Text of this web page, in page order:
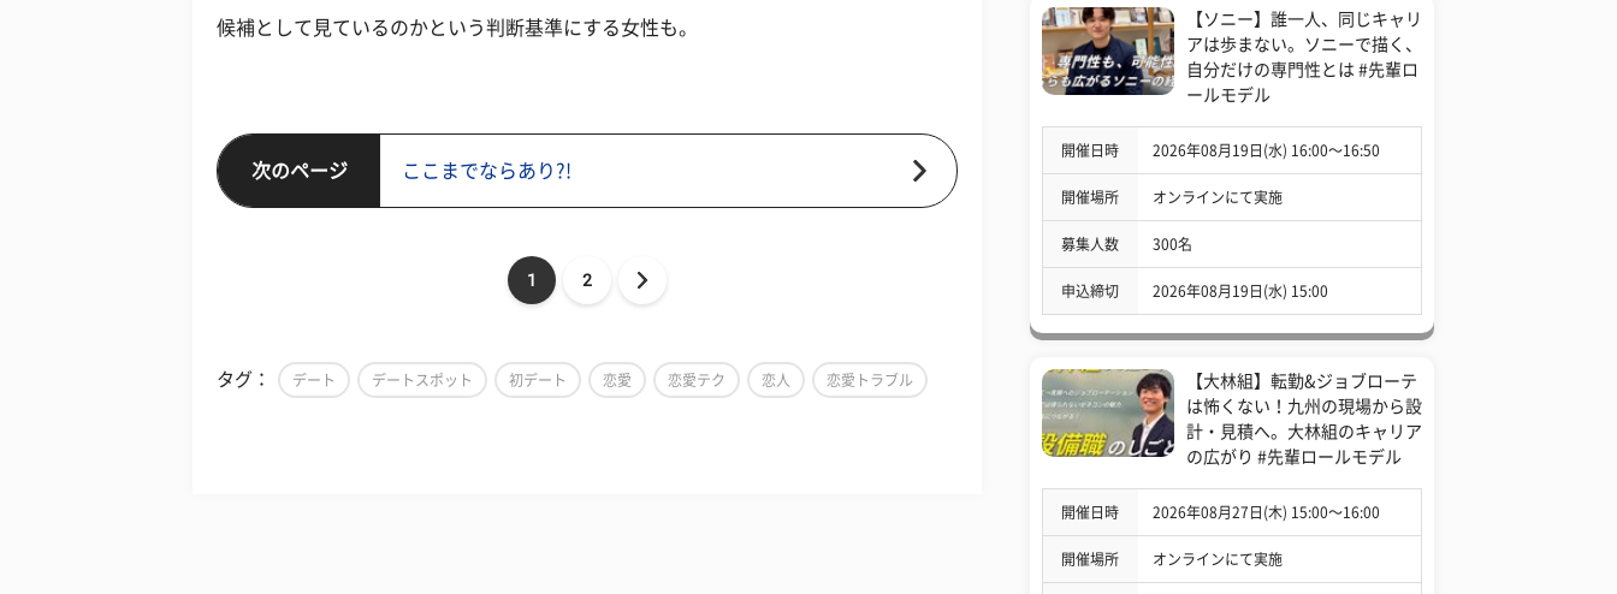
候補として見ているのかという判断基準にする女性も。
次のページ ここまでならあり?!
1 2
タグ： デート デートスポット 初デート 恋愛 恋愛テク 恋人 恋愛トラブル
【ソニー】誰一人、同じキャリ
アは歩まない。ソニーで描く、
自分だけの専門性とは #先輩ロ
ールモデル
開催日時 2026年08月19日(水) 16:00〜16:50
開催場所 オンラインにて実施
募集人数 300名
申込締切 2026年08月19日(水) 15:00
【大林組】転勤&ジョブローテ
は怖くない！九州の現場から設
計・見積へ。大林組のキャリア
の広がり #先輩ロールモデル
開催日時 2026年08月27日(木) 15:00〜16:00
開催場所 オンラインにて実施